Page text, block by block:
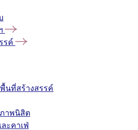
รค์
นที่สร้างสรรค์
าพนิสิต
ะคาเฟ่